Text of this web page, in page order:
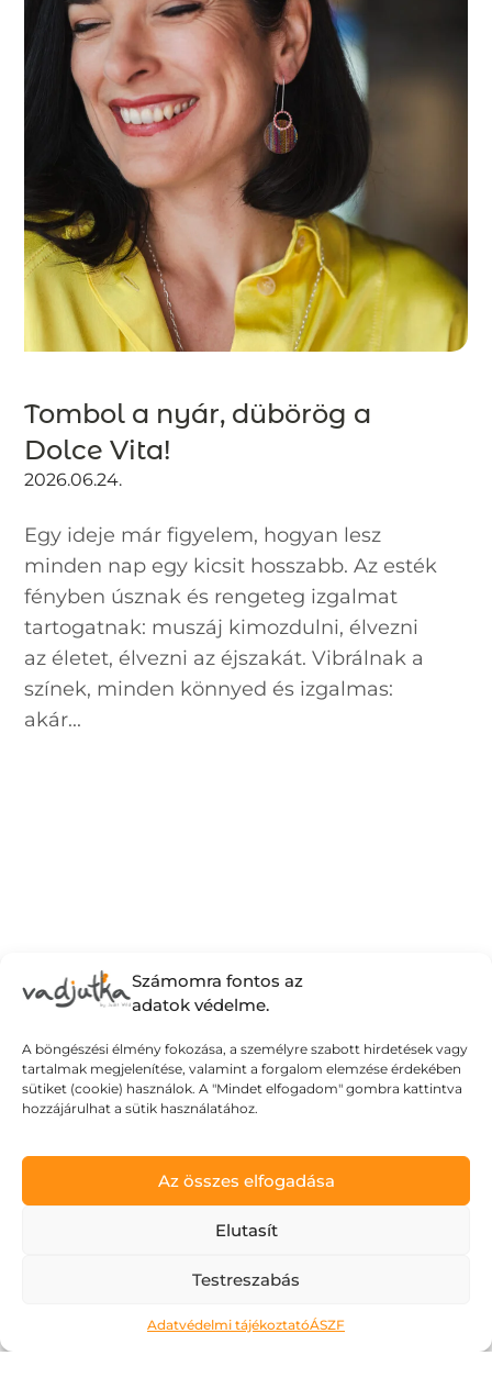
Számomra fontos az
adatok védelme.
A böngészési élmény fokozása, a személyre szabott hirdetések vagy
tartalmak megjelenítése, valamint a forgalom elemzése érdekében
sütiket (cookie) használok. A "Mindet elfogadom" gombra kattintva
hozzájárulhat a sütik használatához.
Az összes elfogadása
Elutasít
Testreszabás
Adatvédelmi tájékoztatóÁSZF
Tombol a nyár, dübörög a
Dolce Vita!
2026.06.24.
Egy ideje már figyelem, hogyan lesz
minden nap egy kicsit hosszabb. Az esték
fényben úsznak és rengeteg izgalmat
tartogatnak: muszáj kimozdulni, élvezni
az életet, élvezni az éjszakát. Vibrálnak a
színek, minden könnyed és izgalmas:
akár...